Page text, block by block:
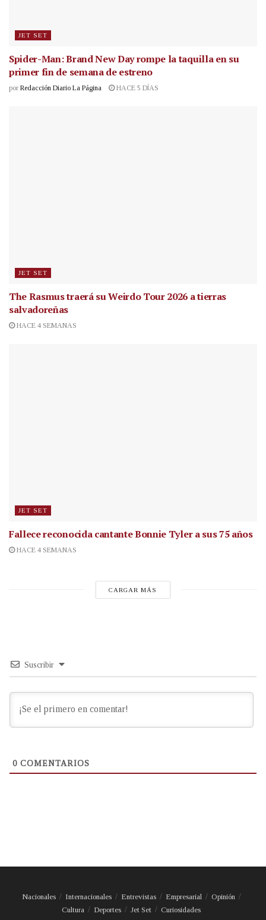
JET SET
Spider-Man: Brand New Day rompe la taquilla en su
primer fin de semana de estreno
por Redacción Diario La Página HACE 5 DÍAS
JET SET
The Rasmus traerá su Weirdo Tour 2026 a tierras
salvadoreñas
HACE 4 SEMANAS
JET SET
Fallece reconocida cantanteBonnie Tyler a sus 75 años
HACE 4 SEMANAS
CARGAR MÁS
Suscribir
0 COMENTARIOS
Nacionales Internacionales Entrevistas Empresarial
Opinión
Cultura
Deportes Jet Set Curiosidades